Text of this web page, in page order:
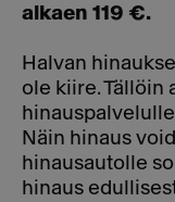
alkaen 119 €.
Halvan
ole kiire. Tällöin
Näin hinaus
hinausautolle
hinaus